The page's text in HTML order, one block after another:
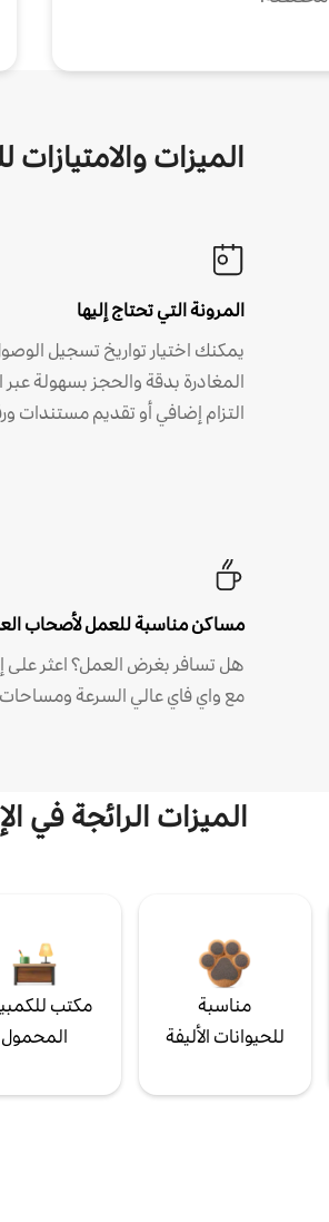
الميزات والامتيازات
المرونة التي تحتاج إليها
يمكنك اختيار تواريخ تسجيل
المغادرة بدقة والحجز بسهولة عبر
التزام إضافي أو تقديم مستندات
مساكن مناسبة للعمل لأصحاب
هل تسافر بغرض العمل؟ اعثر على
مع واي فاي عالي السرعة
الميزات الرائجة في
مناسبة
للحيوانات الأليفة
مكتب
المحمول